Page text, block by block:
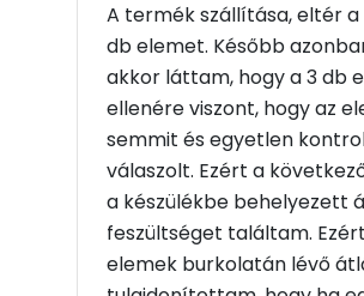
A termék szállítása, eltér
db elemet. Később
akkor láttam, hogy a 3 db
ellenére viszont, hogy az
semmit és egyetlen
válaszolt. Ezért a
a készülékbe behelyezett
feszültséget találtam.
elemek burkolatán lévő